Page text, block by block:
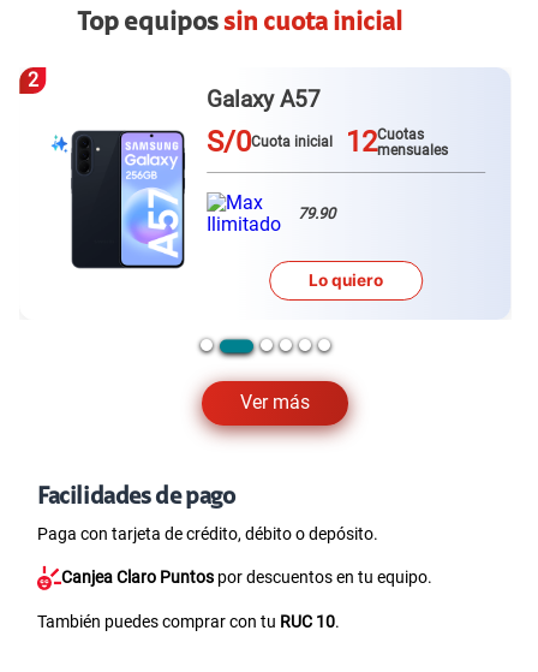
Top equipossin cuota inicial
Ver más
2
Galaxy A57
S/0Cuota inicial 12Cuotas
mensuales
79.90
Lo quiero
Facilidades de pago
Paga con tarjeta de crédito, débito o depósito.
Canjea Claro Puntos por descuentos en tu equipo.
También puedes comprar con tu RUC 10.